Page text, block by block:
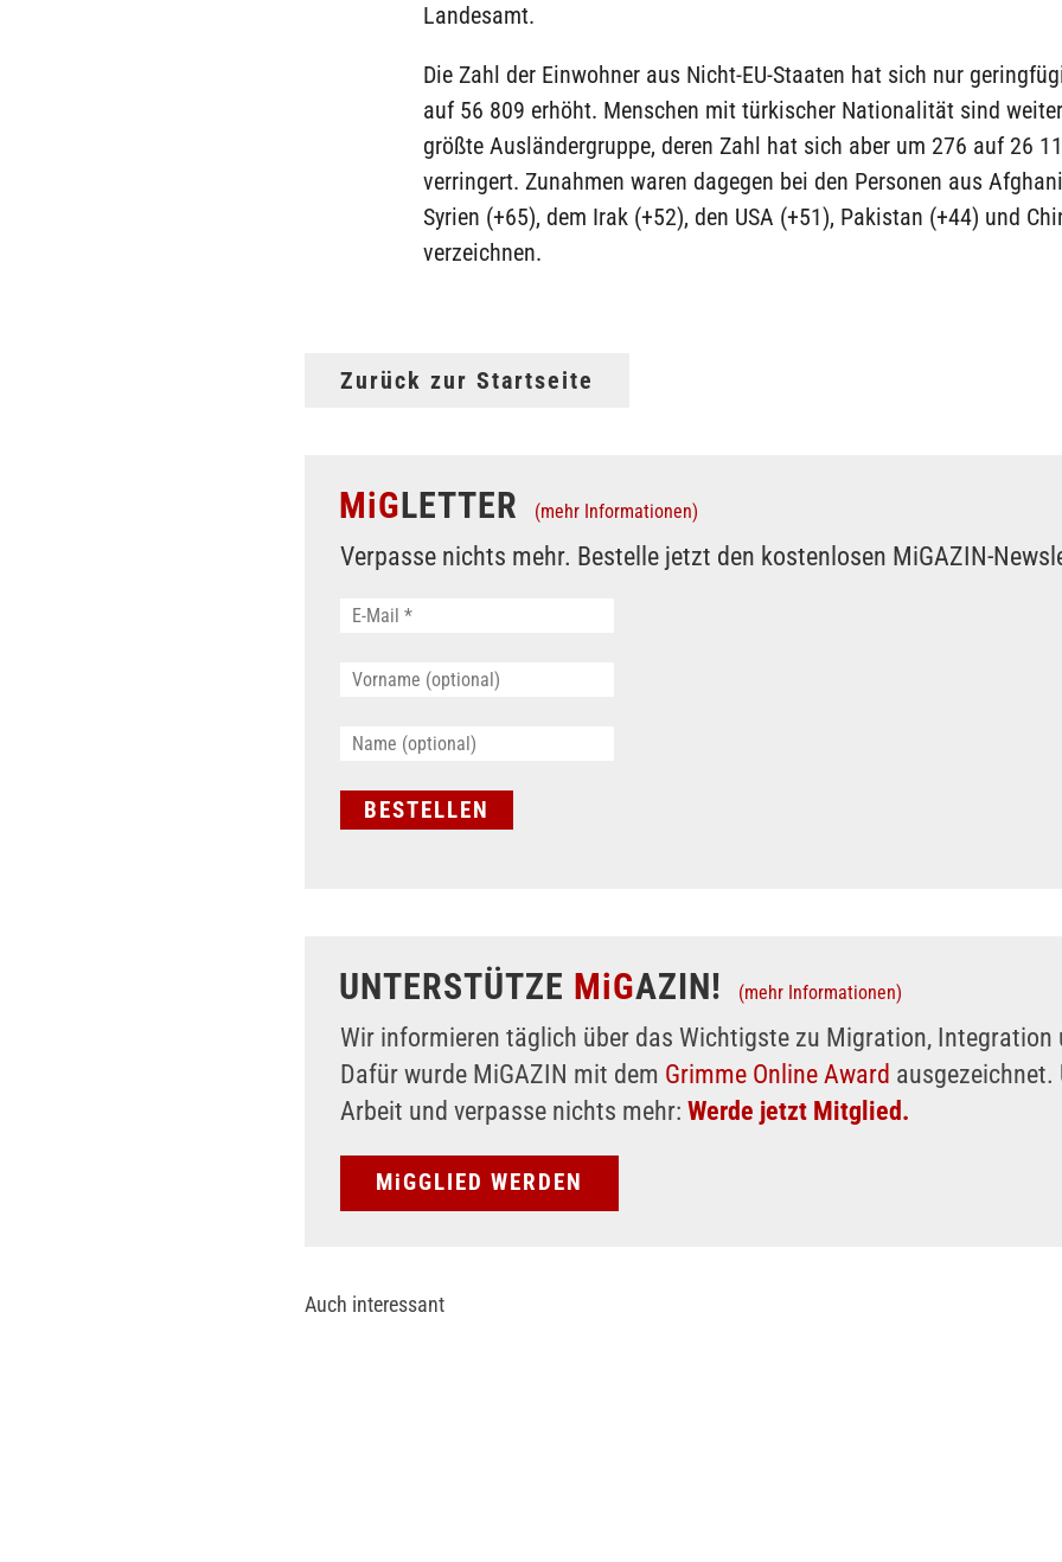
Landesamt.
Die Zahl der Einwohner aus Nicht-EU-Staaten hat sich nur
auf 56 809 erhöht. Menschen mit türkischer Nationalität sind
größte Ausländergruppe, deren Zahl hat sich aber um 276 auf 26
verringert. Zunahmen waren dagegen bei den Personen aus
Syrien (+65), dem Irak (+52), den USA (+51), Pakistan (+44) und
verzeichnen.
Zurück zur Startseite
MiGLETTER (mehr Informationen)
Verpasse nichts mehr. Bestelle jetzt den kostenlosen MiGAZIN-
UNTERSTÜTZE MiGAZIN! (mehr Informationen)
Wir informieren täglich über das Wichtigste zu Migration, Integration
Dafür wurde MiGAZIN mit dem Grimme Online Award
Arbeit und verpasse nichts mehr: Werde jetzt Mitglied.
MiGGLIED WERDEN
Auch interessant